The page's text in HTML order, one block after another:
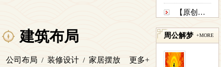
【原创】博士生辰八字几例---易经预测网...
住宅不吉主人奄奄一息 清宅请佛病人起死回...
建筑布局
公司布局 装修设计 家居摆放 更多+
周公解梦 +MORE